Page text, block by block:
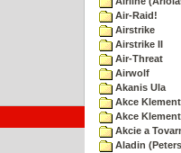
Air-Raid!
Airstrike
Airstrike II
Air-Threat
Airwolf
Akanis Ula
Akce Klement
Akce
Akcie a
Aladin